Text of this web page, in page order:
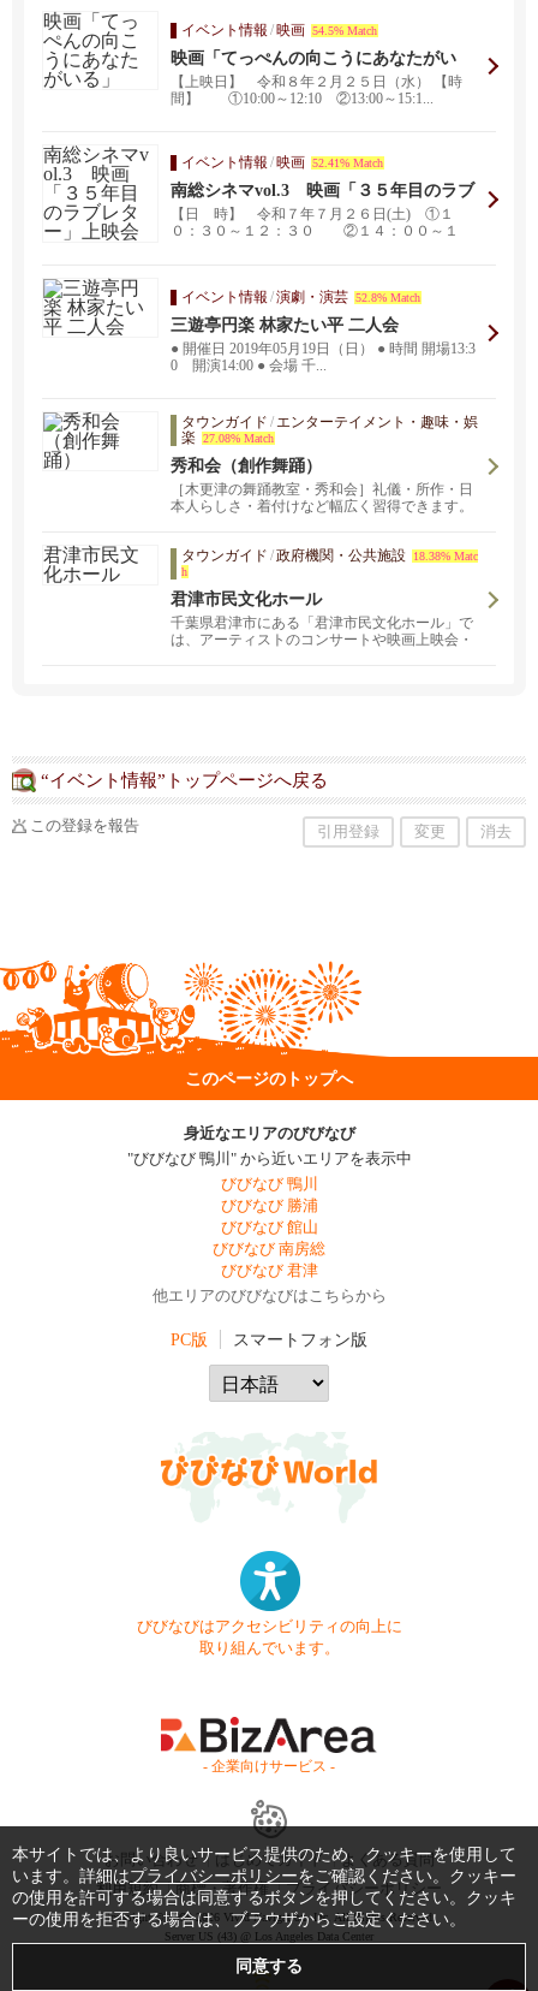
イベント情報 /映画 54.5% Match
映画「てっぺんの向こうにあなたがい
る」
【上映日】 令和８年２月２５日（水） 【時
間】 ①10:00～12:10 ②13:00～15:1...
イベント情報 /映画 52.41% Match
南総シネマvol.3 映画「３５年目のラブ
レター」上映会
【日 時】 令和７年７月２６日(土) ①１
０：３０～１２：３０ ②１４：００～１
イベント情報 /演劇・演芸 52.8% Match
三遊亭円楽 林家たい平 二人会
● 開催日 2019年05月19日（日） ● 時間 開場13:3
0 開演14:00 ● 会場 千...
タウンガイド /エンターテイメント・趣味・娯
楽 27.08% Match
秀和会（創作舞踊）
［木更津の舞踊教室・秀和会］礼儀・所作・日
本人らしさ・着付けなど幅広く習得できます。
す。創作舞踊や日本文化に、少しでも興味・関
心をお持ちいただければ嬉しいです。着ていな
い着物や、親などから譲り受けた着物があり、
着たいけど着られない方、 捨てるにも捨てられ
ない方、着物は苦しいとか窮屈と思ってる方
へ、着物の魅力や着る機会をもっていただくた
タウンガイド /政府機関・公共施設
18.38% Matc
h
君津市民文化ホール
千葉県君津市にある「君津市民文化ホール」で
は、アーティストのコンサートや映画上映会・
“イベント情報”トップページへ戻る
この登録を報告 引用登録 変更 消去
このページのトップへ
身近なエリアのびびなび
"びびなび 鴨川" から近いエリアを表示中
びびなび 鴨川
びびなび 勝浦
びびなび 館山
びびなび 南房総
びびなび 君津
他エリアのびびなびはこちらから
PC版 スマートフォン版
びびなびはアクセシビリティの向上に
取り組んでいます。
- 企業向けサービス -
お問い合わせ はじめてガイド
よくある質問
利用規約
商標・著作権 プライバシーポリシー
Copyright © 1999-2026 Vivid Navigation, Inc. All Rights Reserved.
Server US (43) @ Los Angeles Data Center
本サイトでは、より良いサービス提供のため、クッキーを使用して
います。詳細はプライバシーポリシーをご確認ください。クッキー
の使用を許可する場合は同意するボタンを押してください。クッキ
ーの使用を拒否する場合は、ブラウザからご設定ください。